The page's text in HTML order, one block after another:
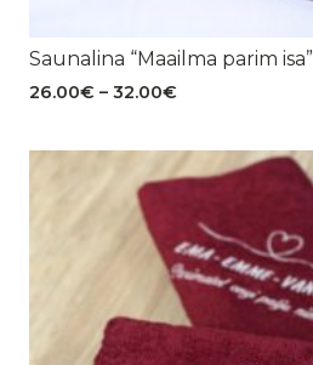
Saunalina “Maailma parim isa”
26.00€ – 32.00€
32.00€